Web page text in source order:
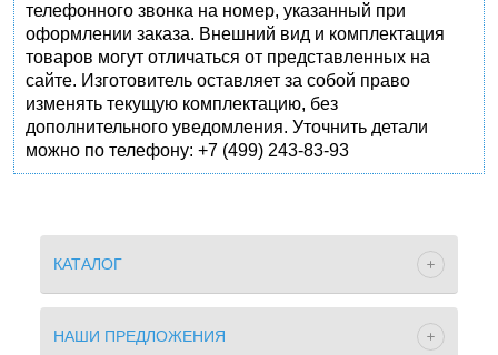
телефонного звонка на номер, указанный при
оформлении заказа. Внешний вид и комплектация
товаров могут отличаться от представленных на
сайте. Изготовитель оставляет за собой право
изменять текущую комплектацию, без
дополнительного уведомления. Уточнить детали
можно по телефону: +7 (499) 243-83-93
КАТАЛОГ
НАШИ ПРЕДЛОЖЕНИЯ